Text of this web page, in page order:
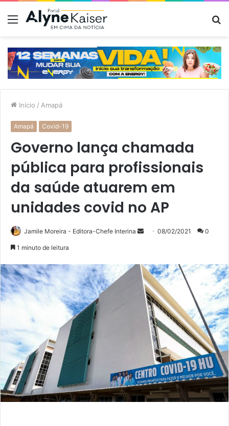
Menu
Início / Amapá
Amapá Covid-19
Governo lança chamada
pública para profissionais
da saúde atuarem em
unidades covid no AP
Jamile Moreira - Editora-Chefe Interina
Mande
mail
08/02/2021 0
1 minuto de leitura